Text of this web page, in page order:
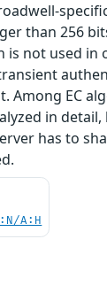
than 256
is not used
EC
in
has to
A:H